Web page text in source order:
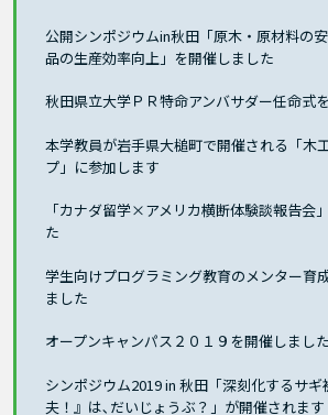
公開シンポジウムin秋田「原木・原材料の
品の生産効率向上」を開催しました
秋田県立大学ＰＲ特命アンバサダー任命式
本学教員が岩手県大槌町で開催される「木
プ」に参加します
「カナダ留学×アメリカ横断体験談報告会
た
学生向けプログラミング教育のメンター育
ました
オープンキャンパス２０１９を開催しました
シンポジウム2019 in 秋田「深刻化するサギ
夫！』は､だいじょうぶ？」が開催されます